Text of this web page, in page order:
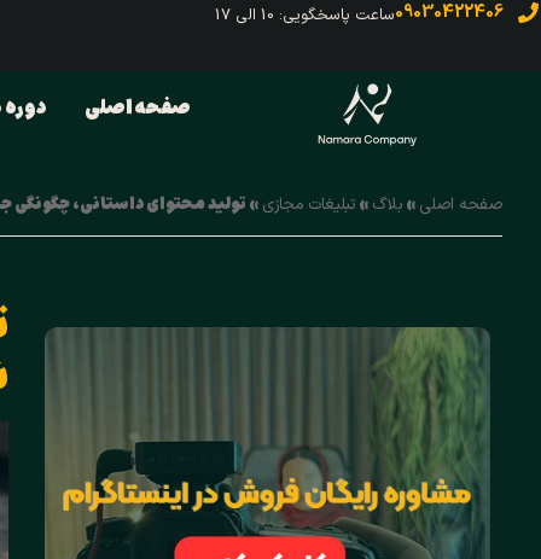
09030422406ساعت پاسخگویی: 10 الی 17
صفحه اصلی دوره
صفحه اصلی»بلاگ»تبلیغات مجازی»تولید محتوای داستانی،